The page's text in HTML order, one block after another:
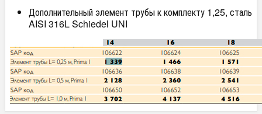
Дополнительный элемент трубы к комплекту 1,25, сталь
AISI 316L Schiedel UNI